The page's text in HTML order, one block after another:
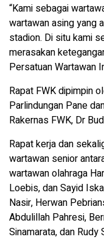
“Kami sebagai
wartawan asing yang
stadion. Di situ kami
merasakan
Persatuan Wartawan
Rapat FWK dipimpin
Parlindungan Pane
Rakernas FWK, Dr
Rapat kerja dan
wartawan senior
wartawan olahraga
Loebis, dan Sayid
Nasir, Herwan
Abdulillah Pahresi,
Sinamarata, dan Rudy